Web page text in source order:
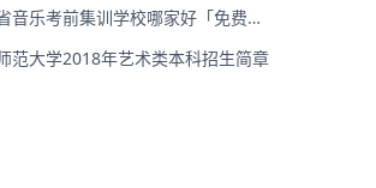
音乐考前集训学校哪家好「免费试
范大学2018年艺术类本科招生简章